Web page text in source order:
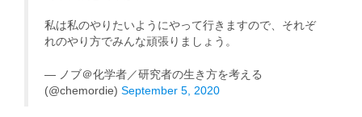
私は私のやりたいようにやって行きますので、それぞ
れのやり方でみんな頑張りましょう。
— ノブ＠化学者／研究者の生き方を考える
(@chemordie) September 5, 2020